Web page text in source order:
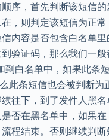
序，首先判断该短信
，则判定该短信为正常
内容是否包含白名单
验证码，那么我们一般
到白名单中，如果此条
此条短信也会被判断为
往下，到了发件人黑
否在黑名单中，如果
程结束。否则继续判